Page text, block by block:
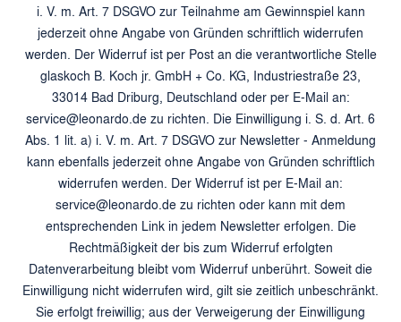
i. V. m. Art. 7 DSGVO zur Teilnahme am Gewinnspiel kann
jederzeit ohne Angabe von Gründen schriftlich widerrufen
werden. Der Widerruf ist per Post an die verantwortliche Stelle
glaskoch B. Koch jr. GmbH + Co. KG, Industriestraße 23,
33014 Bad Driburg, Deutschland oder per E-Mail an:
service@leonardo.de zu richten. Die Einwilligung i. S. d. Art. 6
Abs. 1 lit. a) i. V. m. Art. 7 DSGVO zur Newsletter - Anmeldung
kann ebenfalls jederzeit ohne Angabe von Gründen schriftlich
widerrufen werden. Der Widerruf ist per E-Mail an:
service@leonardo.de zu richten oder kann mit dem
entsprechenden Link in jedem Newsletter erfolgen. Die
Rechtmäßigkeit der bis zum Widerruf erfolgten
Datenverarbeitung bleibt vom Widerruf unberührt. Soweit die
Einwilligung nicht widerrufen wird, gilt sie zeitlich unbeschränkt.
Sie erfolgt freiwillig; aus der Verweigerung der Einwilligung